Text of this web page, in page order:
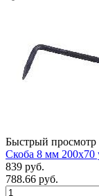
Быстрый просмотр
Скоба 8 мм 200х70
839 руб.
788.66 руб.